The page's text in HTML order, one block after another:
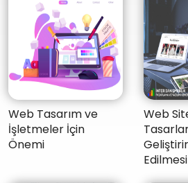
Web Tasarım ve
İşletmeler İçin
Önemi
Web